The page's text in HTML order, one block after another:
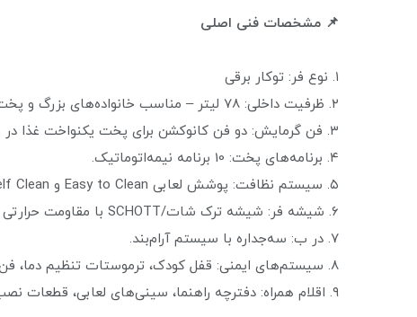
📌 مشخصات فنی اصلی
۱. نوع فر: توکار برقی
۲. ظرفیت داخلی: 78 لیتر – مناسب خانواده‌های بزرگ و پخت غذاهای حجیم.
۳. فن گرمایش: دو فن کانوکشن برای پخت یکنواخت غذا در همه سطوح.
۴. برنامه‌های پخت: 10 برنامه نیمه‌اتوماتیک.
۵. سیستم نظافت: پوشش لعابی Easy to Clean و Self Clean برای تمیزکاری آسان.
۶. شیشه فر: شیشه ترک شات/SCHOTT با مقاومت حرارتی بالا.
۷. در ب: سه‌جداره با سیستم آرام‌بند.
۸. سیستم‌های ایمنی: قفل کودک، ترموستات تنظیم دما، فن خنک‌کن.
۹. اقلام همراه: دفترچه راهنما، سینی‌های لعابی، قطعات نصب و گارانتی.